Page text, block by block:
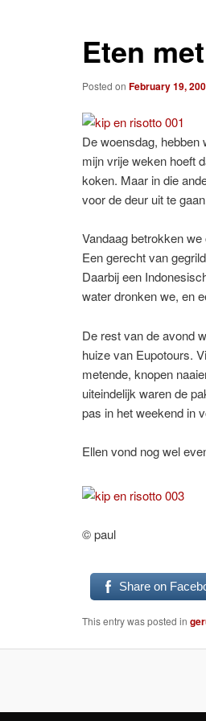
Eten
Posted on February 19,
De woensdag, hebben
mijn vrije weken hoeft
koken. Maar in die
voor de deur uit te
Vandaag betrokken
Een gerecht van
Daarbij een
water dronken we, en
De rest van de avond
huize van Eupotours.
metende, knopen
uiteindelijk waren de
pas in het weekend in
Ellen vond nog wel
© paul
Share on
This entry was posted in